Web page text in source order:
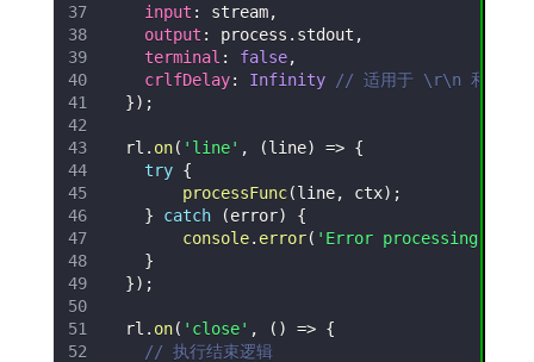
input : stream,
output : process . stdout ,
terminal : false,
crlfDelay: Infinity
// 适用于 \r\n 和 \n
}) ;
  rl
. on( 'line' , (line) => {
try {
processFunc(line, ctx) ;
}
catch (error)
{
console. error( 'Error processing
}
}) ;
  rl
. on( 'close' , ( ) => {
// 执行结束逻辑